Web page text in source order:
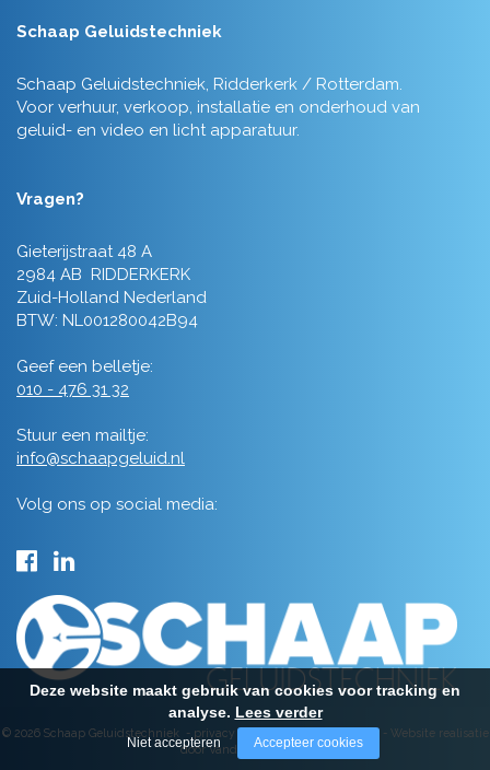
Schaap Geluidstechniek
Schaap Geluidstechniek, Ridderkerk / Rotterdam.
Voor verhuur, verkoop, installatie en onderhoud van
geluid- en video en licht apparatuur.
Vragen?
Gieterijstraat 48 A
2984 AB RIDDERKERK
Zuid-Holland Nederland
BTW: NL001280042B94
Geef een belletje:
010 - 476 31 32
Stuur een mailtje:
info@schaapgeluid.nl
Volg ons op social media:
© 2026 Schaap Geluidstechniek - privacy - algemene voorwaarden- Website realisatie
door Vanderperk Groep
Deze website maakt gebruik van cookies voor tracking en
analyse. Lees verder
Niet accepteren Accepteer cookies